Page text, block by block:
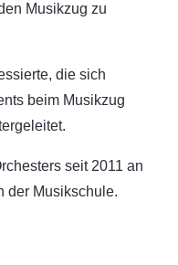
Musikzug zu
die sich
beim Musikzug
seit 2011 an
der Musikschule.